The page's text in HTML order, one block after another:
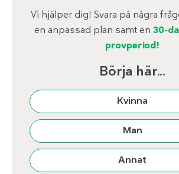
Vi hjälper dig! Svara på några
en anpassad plan samt en 30-
provperiod!
Börja här...
Kvinna
Man
Annat